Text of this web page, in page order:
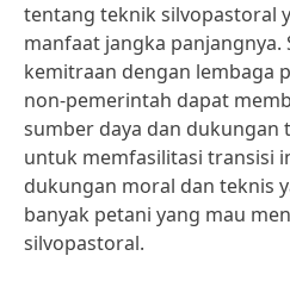
tentang teknik silvopastoral
manfaat jangka panjangnya.
kemitraan dengan lembaga
non-pemerintah dapat
sumber daya dan dukungan
untuk memfasilitasi transisi
dukungan moral dan teknis
banyak petani yang mau
silvopastoral.